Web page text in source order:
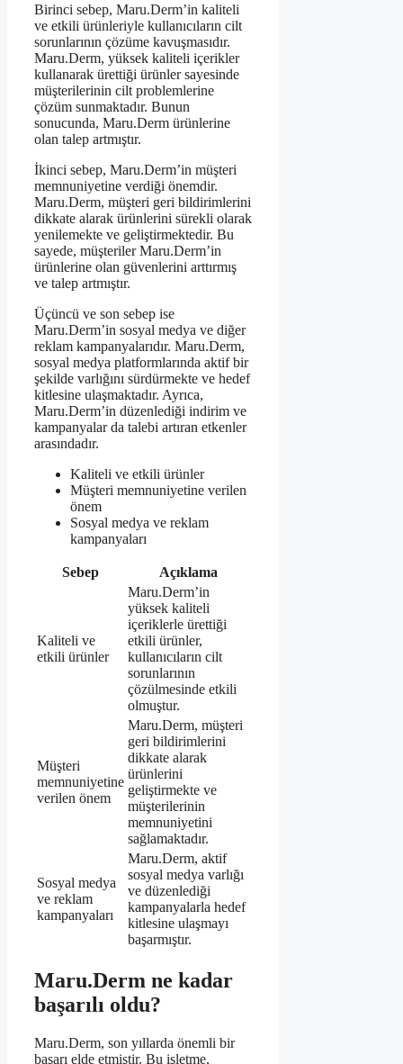
Birinci sebep, Maru.Derm’in kaliteli
ve etkili ürünleriyle kullanıcıların cilt
sorunlarının çözüme kavuşmasıdır.
Maru.Derm, yüksek kaliteli içerikler
kullanarak ürettiği ürünler sayesinde
müşterilerinin cilt problemlerine
çözüm sunmaktadır. Bunun
sonucunda, Maru.Derm ürünlerine
olan talep artmıştır.
İkinci sebep, Maru.Derm’in müşteri
memnuniyetine verdiği önemdir.
Maru.Derm, müşteri geri bildirimlerini
dikkate alarak ürünlerini sürekli olarak
yenilemekte ve geliştirmektedir. Bu
sayede, müşteriler Maru.Derm’in
ürünlerine olan güvenlerini arttırmış
ve talep artmıştır.
Üçüncü ve son sebep ise
Maru.Derm’in sosyal medya ve diğer
reklam kampanyalarıdır. Maru.Derm,
sosyal medya platformlarında aktif bir
şekilde varlığını sürdürmekte ve hedef
kitlesine ulaşmaktadır. Ayrıca,
Maru.Derm’in düzenlediği indirim ve
kampanyalar da talebi artıran etkenler
arasındadır.
Kaliteli ve etkili ürünler
Müşteri memnuniyetine verilen
önem
Sosyal medya ve reklam
kampanyaları
Sebep Açıklama
Kaliteli ve
etkili ürünler
Maru.Derm’in
yüksek kaliteli
içeriklerle ürettiği
etkili ürünler,
kullanıcıların cilt
sorunlarının
çözülmesinde etkili
olmuştur.
Müşteri
memnuniyetine
verilen önem
Maru.Derm, müşteri
geri bildirimlerini
dikkate alarak
ürünlerini
geliştirmekte ve
müşterilerinin
memnuniyetini
sağlamaktadır.
Sosyal medya
ve reklam
kampanyaları
Maru.Derm, aktif
sosyal medya varlığı
ve düzenlediği
kampanyalarla hedef
kitlesine ulaşmayı
başarmıştır.
Maru.Derm ne kadar
başarılı oldu?
Maru.Derm, son yıllarda önemli bir
başarı elde etmiştir. Bu işletme,